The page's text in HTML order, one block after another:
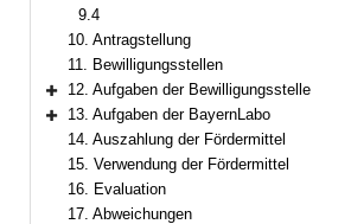
9.4
10. Antragstellung
11. Bewilligungsstellen
Bereich erweitern
12. Aufgaben der Bewilligungsstelle
Bereich erweitern
13. Aufgaben der BayernLabo
14. Auszahlung der Fördermittel
15. Verwendung der Fördermittel
16. Evaluation
17. Abweichungen